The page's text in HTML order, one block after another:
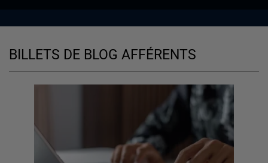
BILLETS DE BLOG AFFÉRENTS